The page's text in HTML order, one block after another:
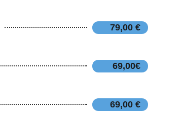
79,00 €
69,00€
69,00 €